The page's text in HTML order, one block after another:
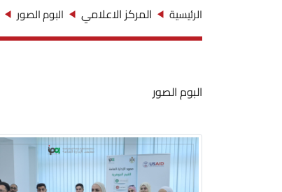
الرئيسية المركز الاعلامي البوم الصور
البوم الصور